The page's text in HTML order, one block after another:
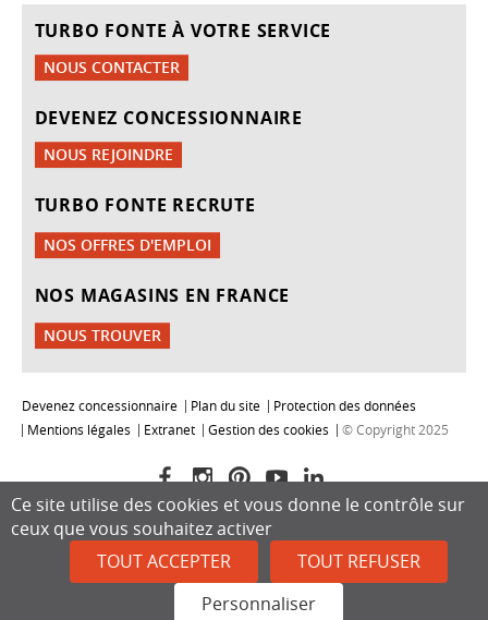
TURBO FONTE À VOTRE SERVICE
NOUS CONTACTER
DEVENEZ CONCESSIONNAIRE
NOUS REJOINDRE
TURBO FONTE RECRUTE
NOS OFFRES D'EMPLOI
NOS MAGASINS EN FRANCE
NOUS TROUVER
Devenez concessionnaire Plan du site
Protection des données
Mentions légales
Extranet Gestion des cookies © Copyright 2025
Ce site utilise des cookies et vous donne le contrôle sur
ceux que vous souhaitez activer
TOUT ACCEPTER
TOUT REFUSER
Personnaliser